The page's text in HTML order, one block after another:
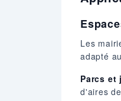
Les
adapté
Parcs et
d'aires